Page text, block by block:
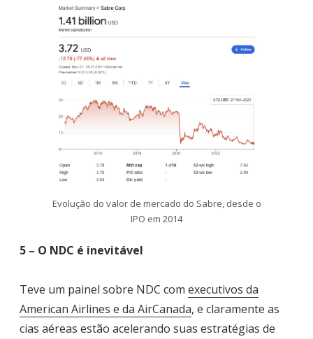
Evolução do valor de mercado do Sabre, desde o
IPO em 2014
5 – O NDC é inevitável
Teve um painel sobre NDC com executivos da
American Airlines e da AirCanada, e claramente as
cias aéreas estão acelerando suas estratégias de